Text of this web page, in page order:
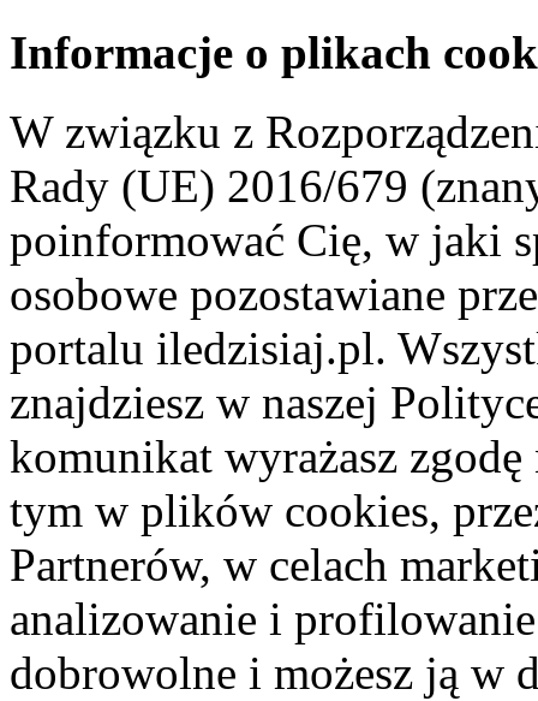
Informacje o plikach
W związku z
Rady (UE) 2016/679
poinformować Cię, w jaki
osobowe pozostawiane
portalu iledzisiaj.pl.
znajdziesz w naszej
komunikat wyrażasz
tym w plików cookies,
Partnerów, w celach
analizowanie i
dobrowolne i możesz ją w